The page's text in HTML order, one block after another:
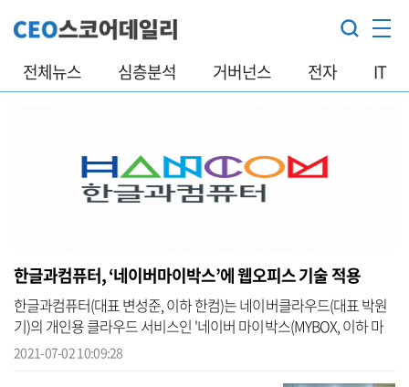
전체뉴스 심층분석 거버넌스 전자 IT
한글과컴퓨터, ‘네이버마이박스’에 웹오피스 기술 적용
한글과컴퓨터(대표 변성준, 이하 한컴)는 네이버클라우드(대표 박원
기)의 개인용 클라우드 서비스인 '네이버 마이박스(MYBOX, 이하 마
이박스)'에 ‘한컴오피스 웹(Web)’을 탑재한다고 2일 밝혔다. 이번 공
2021-07-02 10:09:28